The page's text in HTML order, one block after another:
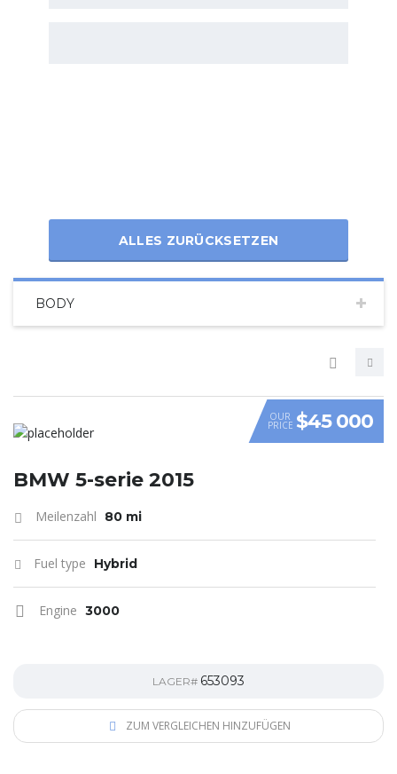
ALLES ZURÜCKSETZEN
BODY
VIDEO
OUR
PRICE $45 000
BMW 5-serie 2015
Meilenzahl 80 mi
Fuel type Hybrid
Engine 3000
LAGER# 653093
ZUM VERGLEICHEN HINZUFÜGEN